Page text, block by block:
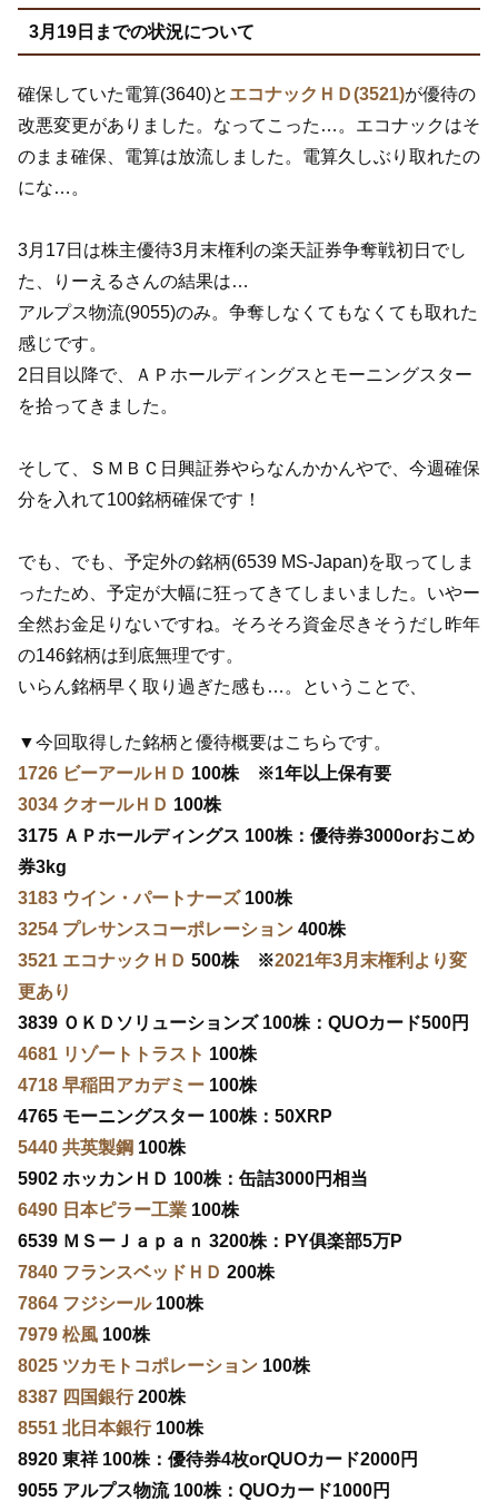
3月19日までの状況について
確保していた電算(3640)と エコナックＨＤ(3521)が優待の
改悪変更がありました。なってこった…。エコナックはそ
のまま確保、電算は放流しました。電算久しぶり取れたの
にな…。
3月17日は株主優待3月末権利の楽天証券争奪戦初日でし
た、りーえるさんの結果は…
アルプス物流(9055)のみ。争奪しなくてもなくても取れた
感じです。
2日目以降で、ＡＰホールディングスとモーニングスター
を拾ってきました。
そして、ＳＭＢＣ日興証券やらなんかかんやで、今週確保
分を入れて100銘柄確保です！
でも、でも、予定外の銘柄(6539 MS-Japan)を取ってしま
ったため、予定が大幅に狂ってきてしまいました。いやー
全然お金足りないですね。そろそろ資金尽きそうだし昨年
の146銘柄は到底無理です。
いらん銘柄早く取り過ぎた感も…。ということで、
▼今回取得した銘柄と優待概要はこちらです。
1726 ビーアールＨＤ 100株 ※1年以上保有要
3034 クオールＨＤ 100株
3175 ＡＰホールディングス 100株：優待券3000orおこめ
券3kg
3183 ウイン・パートナーズ100株
3254 プレサンスコーポレーション 400株
3521 エコナックＨＤ 500株 ※2021年3月末権利より変
更あり
3839 ＯＫＤソリューションズ 100株：QUOカード500円
4681 リゾートトラスト 100株
4718 早稲田アカデミー 100株
4765 モーニングスター 100株：50XRP
5440 共英製鋼 100株
5902 ホッカンＨＤ 100株：缶詰3000円相当
6490 日本ピラー工業 100株
6539 ＭＳーＪａｐａｎ 3200株：PY俱楽部5万P
7840 フランスベッドＨＤ 200株
7864 フジシール100株
7979 松風 100株
8025 ツカモトコポレーション 100株
8387 四国銀行200株
8551 北日本銀行100株
8920 東祥 100株：優待券4枚orQUOカード2000円
9055 アルプス物流 100株：QUOカード1000円